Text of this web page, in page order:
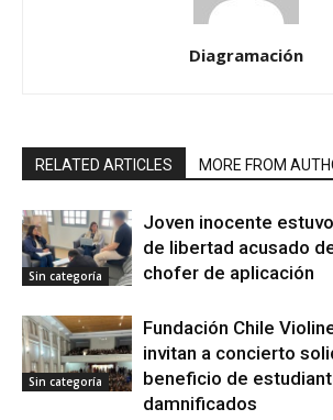
Diagramación
RELATED ARTICLES MORE FROM
Sin categoría
Joven inocente
de libertad acusado
chofer de aplicación
Sin categoría
Fundación Chile
invitan a concierto
beneficio de
damnificados